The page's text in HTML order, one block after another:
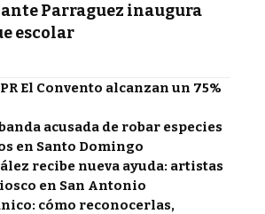
Parraguez inaugura
escolar
El Convento alcanzan un 75%
acusada de robar especies
en Santo Domingo
recibe nueva ayuda: artistas
en San Antonio
cómo reconocerlas,